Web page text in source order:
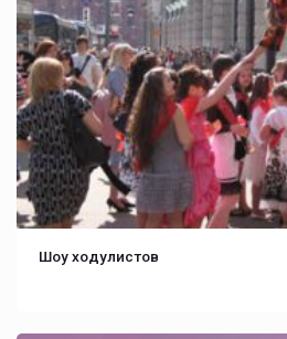
Шоу ходулистов